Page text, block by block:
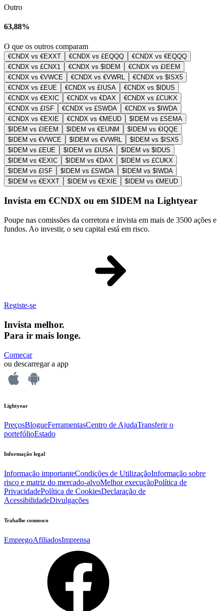
Outro
63,88%
O que os outros comparam
€CNDX vs €EXXT €CNDX vs £EQQQ
€CNDX vs €EQQQ
€CNDX vs £CNX1
€CNDX vs $IDEM
€CNDX vs £IEEM
€CNDX vs €VWCE
€CNDX vs €VWRL
€CNDX vs $ISX5
€CNDX vs £EUE
€CNDX vs £IUSA
€CNDX vs $IDUS
€CNDX vs €EXIC
€CNDX vs €DAX
€CNDX vs £CUKX
€CNDX vs £ISF
€CNDX vs £SWDA
€CNDX vs $IWDA
€CNDX vs €EXIE
€CNDX vs €MEUD
$IDEM vs £SEMA
$IDEM vs £IEEM
$IDEM vs €EUNM
$IDEM vs €IQQE
$IDEM vs €VWCE
$IDEM vs €VWRL
$IDEM vs $ISX5
$IDEM vs £EUE
$IDEM vs £IUSA
$IDEM vs $IDUS
$IDEM vs €EXIC
$IDEM vs €DAX
$IDEM vs £CUKX
$IDEM vs £ISF
$IDEM vs £SWDA
$IDEM vs $IWDA
$IDEM vs €EXXT
$IDEM vs €EXIE $IDEM vs €MEUD
Invista em €CNDX ou em $IDEM na Lightyear
Poupe nas comissões da corretora e invista em mais de 3500 ações e
fundos. Ao investir, o seu capital está em risco.
Registe-se
Invista melhor.
Para ir mais longe.
Começar
ou descarregar a app
Lightyear
PreçosBlogueFerramentasCentro de AjudaTransferir o
portefólioEstado
Informação legal
Informação importanteCondições de UtilizaçãoInformação sobre
risco e matriz do mercado-alvoMelhor execuçãoPolítica de
PrivacidadePolítica de CookiesDeclaração de
AcessibilidadeDivulgações
Trabalhe connosco
EmpregoAfiliadosImprensa